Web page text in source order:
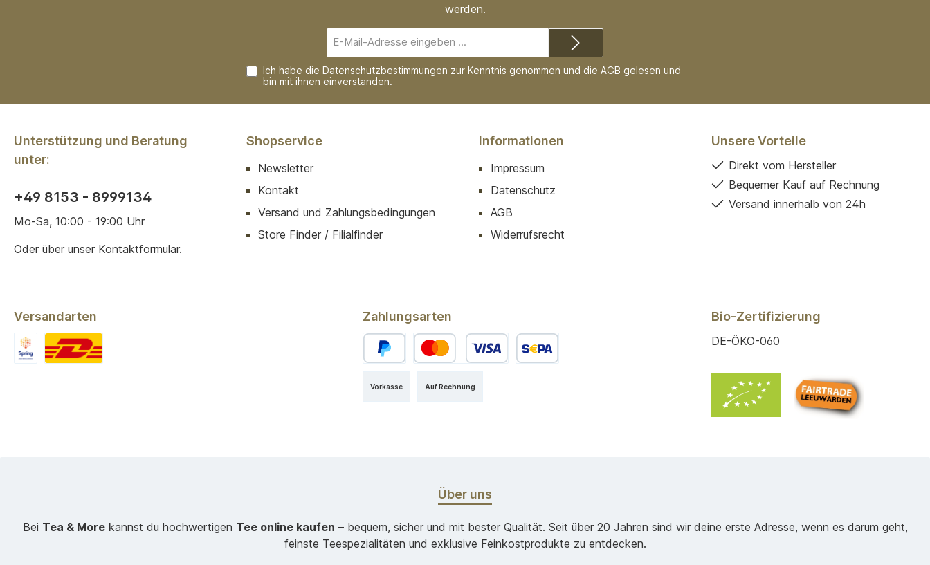
werden.
Mail-
Adresse*
Ich habe die Datenschutzbestimmungen zur Kenntnis genommen und die AGB gelesen und
bin mit ihnen einverstanden.
Unterstützung und Beratung
unter:
+49 8153 - 8999134
Mo-Sa, 10:00 - 19:00 Uhr
Oder über unser Kontaktformular.
Shopservice
Newsletter
Kontakt
Versand und Zahlungsbedingungen
Store Finder / Filialfinder
Informationen
Impressum
Datenschutz
AGB
Widerrufsrecht
Unsere Vorteile
Direkt vom Hersteller
Bequemer Kauf auf Rechnung
Versand innerhalb von 24h
Versandarten Zahlungsarten
Auf Rechnung
Vorkasse
Bio-Zertifizierung
DE-ÖKO-060
Über uns
Bei Tea & Morekannst du hochwertigen Tee online kaufen – bequem, sicher und mit bester Qualität. Seit über 20 Jahren sind wir deine erste Adresse, wenn es darum geht,
feinste Teespezialitäten und exklusive Feinkostprodukte zu entdecken.